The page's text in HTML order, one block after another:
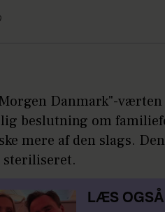
Danmark"-
beslutning om
mere af den slags.
steriliseret.
LÆS OGSÅ